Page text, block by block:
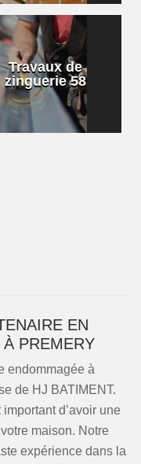
Travaux de
zinguerie 58
EN
PREMERY
endommagée à
de HJ BATIMENT.
d’avoir une
maison. Notre
expérience dans la